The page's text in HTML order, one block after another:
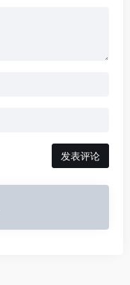
发表评论